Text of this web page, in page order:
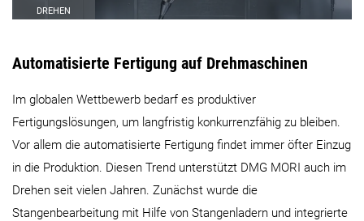
DREHEN
Automatisierte Fertigung auf Drehmaschinen
Im globalen Wettbewerb bedarf es produktiver
Fertigungslösungen, um langfristig konkurrenzfähig zu bleiben.
Vor allem die automatisierte Fertigung findet immer öfter Einzug
in die Produktion. Diesen Trend unterstützt DMG MORI auch im
Drehen seit vielen Jahren. Zunächst wurde die
Stangenbearbeitung mit Hilfe von Stangenladern und integrierte